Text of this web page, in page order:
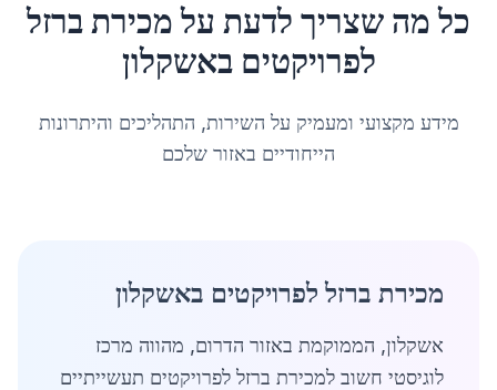
כל מה שצריך לדעת עלמכירת ברזל
לפרויקטים באשקלון
מידע מקצועי ומעמיק על השירות, התהליכים והיתרונות
הייחודיים באזור שלכם
מכירת ברזל לפרויקטים באשקלון
אשקלון, הממוקמת באזור הדרום, מהווה מרכז
לוגיסטי חשוב למכירת ברזל לפרויקטים תעשייתיים